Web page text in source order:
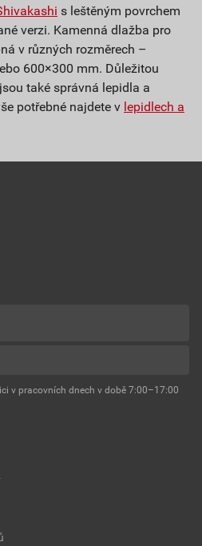
s leštěným povrchem
verzi. Kamenná dlažba pro
v různých rozměrech –
600×300 mm. Důležitou
také správná lepidla a
potřebné najdete v lepidlech a
v pracovních dnech v době 7:00–17:00